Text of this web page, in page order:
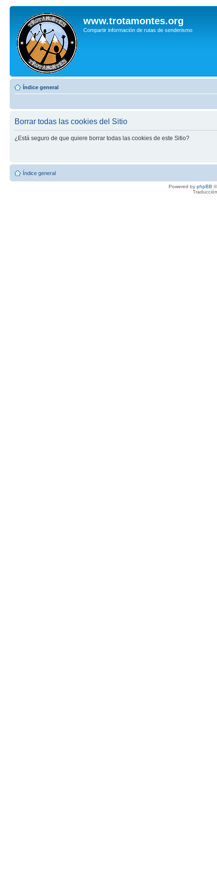
www.trotamontes.org
Compartir información de rutas de senderismo
Índice general
Borrar todas las cookies del Sitio
¿Está seguro de que quiere borrar todas las cookies de este Sitio?
Índice general
Powered by phpBB